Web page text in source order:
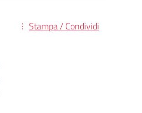
Stampa / Condividi